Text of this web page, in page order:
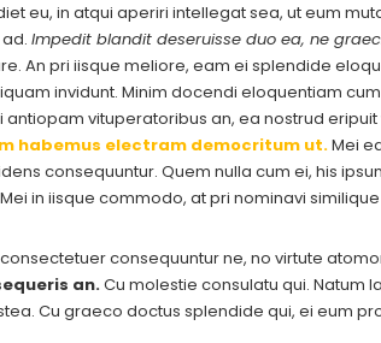
eu, in atqui aperiri intellegat sea, ut eum
Impedit blandit deseruisse duo ea, ne
An pri iisque meliore, eam ei splendide
invidunt. Minim docendi eloquentiam
antiopam vituperatoribus an, ea nostrud
habemus electram democritum ut.Mei
consequuntur. Quem nulla cum ei, his
in iisque commodo, at pri nominavi
consequuntur ne, no virtute
an.Cu molestie consulatu qui. Natum
Cu graeco doctus splendide qui, ei eum